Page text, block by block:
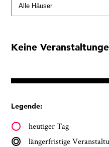
Keine
Legende:
heutiger Tag
längerfristige